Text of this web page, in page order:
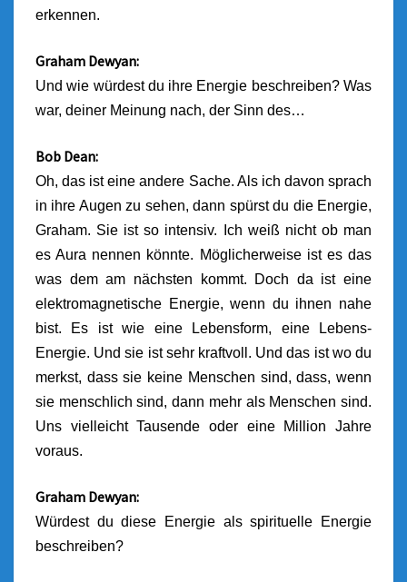
erkennen.
Graham Dewyan:
Und wie würdest du ihre Energie beschreiben? Was
war, deiner Meinung nach, der Sinn des…
Bob Dean:
Oh, das ist eine andere Sache. Als ich davon sprach
in ihre Augen zu sehen, dann spürst du die Energie,
Graham. Sie ist so intensiv. Ich weiß nicht ob man
es Aura nennen könnte. Möglicherweise ist es das
was dem am nächsten kommt. Doch da ist eine
elektromagnetische Energie, wenn du ihnen nahe
bist. Es ist wie eine Lebensform, eine Lebens-
Energie. Und sie ist sehr kraftvoll. Und das ist wo du
merkst, dass sie keine Menschen sind, dass, wenn
sie menschlich sind, dann mehr als Menschen sind.
Uns vielleicht Tausende oder eine Million Jahre
voraus.
Graham Dewyan:
Würdest du diese Energie als spirituelle Energie
beschreiben?